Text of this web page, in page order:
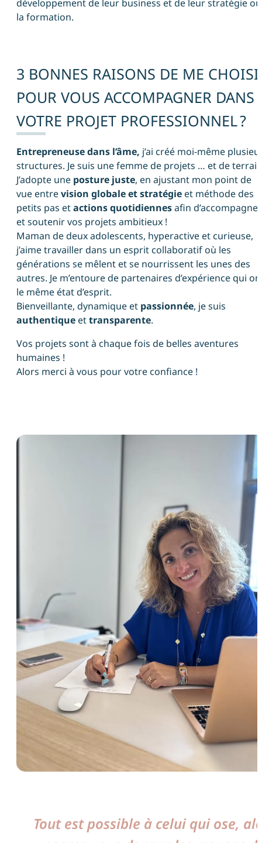
développement de leur business et de leur stratégie ou
la formation.
3 BONNES RAISONS DE ME
POUR VOUS ACCOMPAGNER DANS
VOTRE PROJET PROFESSIONNEL ?
Entrepreneuse dans l’âme, j’ai créé moi-même
structures. Je suis une femme de projets … et de
J’adopte une posture juste, en ajustant mon point de
vue entrevision globale et stratégie et méthode des
petits pas etactions quotidiennesafin d’accompagner
et soutenir vos projets ambitieux !
Maman de deux adolescents, hyperactive et curieuse,
j’aime travailler dans un esprit collaboratif où les
générations se mêlent et se nourrissent les unes des
autres. Je m’entoure de partenaires d’expérience qui
le même état d’esprit.
Bienveillante, dynamique et passionnée, je suis
authentique ettransparente.
Vos projets sont à chaque fois de belles aventures
humaines !
Alors merci à vous pour votre confiance !
Tout est possible à celui qui ose,